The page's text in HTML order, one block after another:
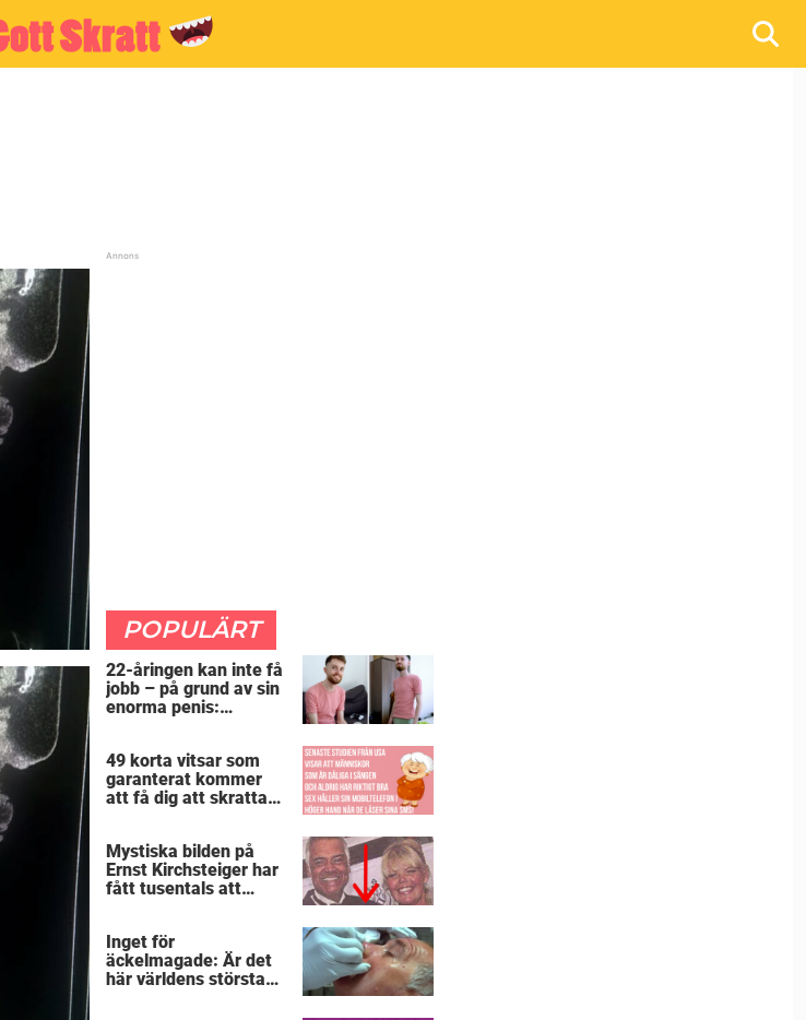
POPULÄRT
22-åringen kan inte få
jobb – på grund av sin
enorma penis:
49 korta vitsar som
garanterat kommer
att få dig att skratta
Mystiska bilden på
Ernst Kirchsteiger har
fått tusentals att
Inget för
äckelmagade: Är det
här världens största